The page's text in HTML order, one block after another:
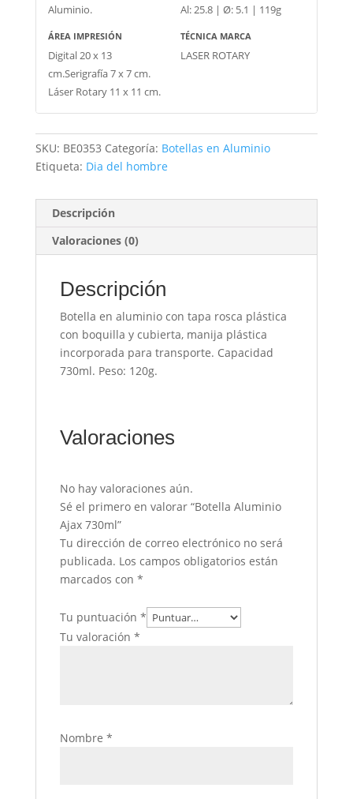
Aluminio. Al: 25.8 | Ø: 5.1 | 119g
ÁREA IMPRESIÓN
Digital 20 x 13
cm.Serigrafía 7 x 7 cm.
Láser Rotary 11 x 11 cm.
TÉCNICA MARCA
LASER ROTARY
SKU: BE0353 Categoría: Botellas en Aluminio
Etiqueta: Dia del hombre
Descripción
Valoraciones (0)
Descripción
Botella en aluminio con tapa rosca plástica
con boquilla y cubierta, manija plástica
incorporada para transporte. Capacidad
730ml. Peso: 120g.
Valoraciones
No hay valoraciones aún.
Sé el primero en valorar “Botella Aluminio
Ajax 730ml”
Tu dirección de correo electrónico no será
publicada. Los campos obligatorios están
marcados con *
Tu puntuación *
Tu valoración *
Nombre *